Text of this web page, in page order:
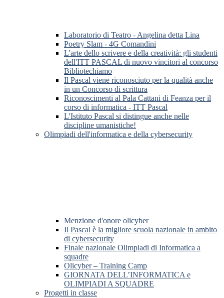
Laboratorio di Teatro - Angelina detta Lina
Poetry Slam - 4G Comandini
L'arte dello scrivere e della creatività: gli studenti
dell'ITT PASCAL di nuovo vincitori al concorso
Bibliotechiamo
Il Pascal viene riconosciuto per la qualità anche
in un Concorso di scrittura
Riconoscimenti al Pala Cattani di Feanza per il
corso di informatica - ITT Pascal
L'Istituto Pascal si distingue anche nelle
discipline umanistiche!
Olimpiadi dell'informatica e della cybersecurity
Menzione d'onore olicyber
Il Pascal è la migliore scuola nazionale in ambito
di cybersecurity
Finale nazionale Olimpiadi di Informatica a
squadre
Olicyber – Training Camp
GIORNATA DELL’INFORMATICA e
OLIMPIADI A SQUADRE
Progetti in classe